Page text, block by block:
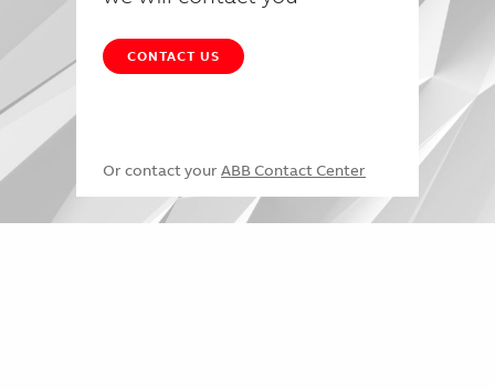
CONTACT US
Or contact your ABB Contact Center